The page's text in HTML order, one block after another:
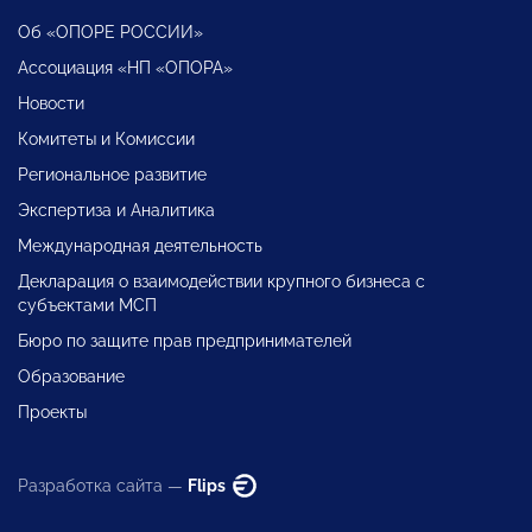
Об «ОПОРЕ РОССИИ»
Ассоциация «НП «ОПОРА»
Новости
Комитеты и Комиссии
Региональное развитие
Экспертиза и Аналитика
Международная деятельность
Декларация о взаимодействии крупного бизнеса с
субъектами МСП
Бюро по защите прав предпринимателей
Образование
Проекты
Разработка сайта — Flips